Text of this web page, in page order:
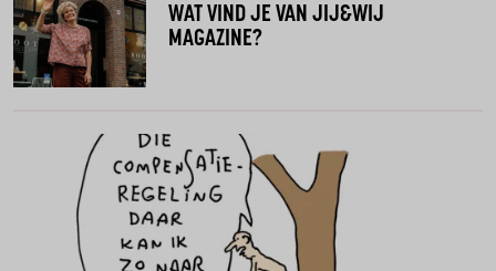
WAT VIND JE VAN JIJ&WIJ
MAGAZINE?